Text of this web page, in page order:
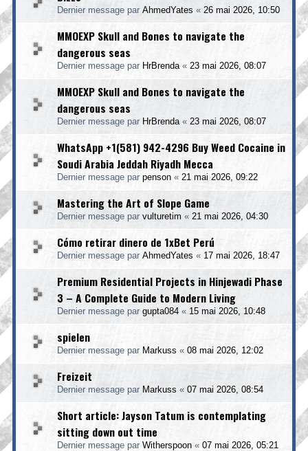
Dernier message par AhmedYates « 26 mai 2026, 10:50
MMOEXP Skull and Bones to navigate the
dangerous seas
Dernier message par HrBrenda« 23 mai 2026, 08:07
MMOEXP Skull and Bones to navigate the
dangerous seas
Dernier message par HrBrenda« 23 mai 2026, 08:07
WhatsApp +1(581) 942-4296 Buy Weed Cocaine in
Soudi Arabia Jeddah Riyadh Mecca
Dernier message par penson « 21 mai 2026, 09:22
Mastering the Art of Slope Game
Dernier message par vulturetim « 21 mai 2026, 04:30
Cómo retirar dinero de 1xBet Perú
Dernier message par AhmedYates « 17 mai 2026, 18:47
Premium Residential Projects in Hinjewadi Phase
3 – A Complete Guide to Modern Living
Dernier message par gupta084 « 15 mai 2026, 10:48
spielen
Dernier message par Markuss « 08 mai 2026, 12:02
Freizeit
Dernier message par Markuss « 07 mai 2026, 08:54
Short article: Jayson Tatum is contemplating
sitting down out time
Dernier message par Witherspoon « 07 mai 2026, 05:21